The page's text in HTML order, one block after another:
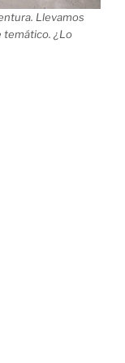
Llevamos
temático. ¿Lo